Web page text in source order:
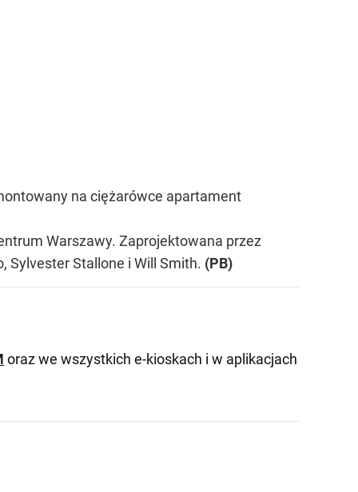
na ciężarówce apartament
Warszawy. Zaprojektowana przez
Sylvester Stallone i Will Smith. (PB)
oraz we wszystkich e-kioskach i w aplikacjach